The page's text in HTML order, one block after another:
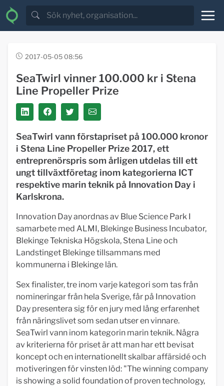
2017-05-05 08:56
SeaTwirl vinner 100.000 kr i Stena
Line Propeller Prize
SeaTwirl vann förstapriset på 100.000 kronor
i Stena Line Propeller Prize 2017, ett
entreprenörspris som årligen utdelas till ett
ungt tillväxtföretag inom kategorierna ICT
respektive marin teknik på Innovation Day i
Karlskrona.
Innovation Day anordnas av Blue Science Park I
samarbete med ALMI, Blekinge Business Incubator,
Blekinge Tekniska Högskola, Stena Line och
Landstinget Blekinge tillsammans med
kommunerna i Blekinge län.
Sex finalister, tre inom varje kategori som tas från
nomineringar från hela Sverige, får på Innovation
Day presentera sig för en jury med lång erfarenhet
från näringslivet som sedan utser en vinnare.
SeaTwirl vann inom kategorin marin teknik. Några
av kriterierna för priset är att man har ett bevisat
koncept och en internationellt skalbar affärsidé och
motiveringen för vinsten löd: "The winning company
is showing a solid foundation of proven technology,